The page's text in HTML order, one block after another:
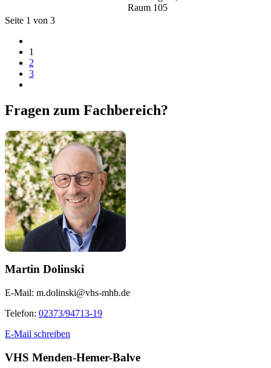
Raum 105
Seite 1 von 3
1
2
3
Fragen zum Fachbereich?
Martin Dolinski
E-Mail: m.dolinski@vhs-mhb.de
Telefon: 02373/94713-19
E-Mail schreiben
VHS Menden-Hemer-Balve